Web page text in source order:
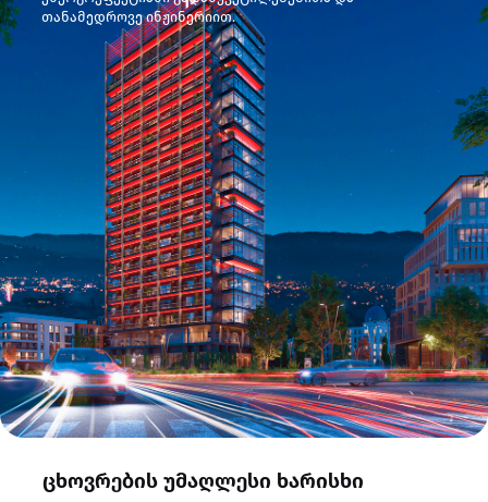
თანამედროვე ინჟინერიით.
ცხოვრების უმაღლესი ხარისხი
Tbilisi Oriental-
რაც შენობის
განაპირობებს.
სტანდარტებს
დროსაც კი